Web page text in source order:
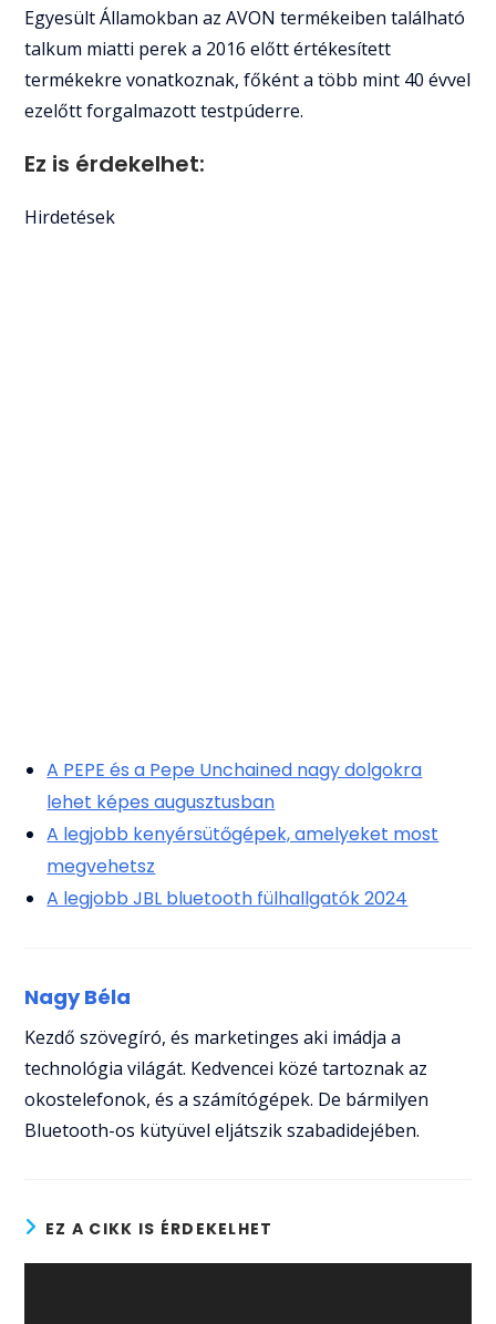
Egyesült Államokban az AVON termékeiben található
talkum miatti perek a 2016 előtt értékesített
termékekre vonatkoznak, főként a több mint 40 évvel
ezelőtt forgalmazott testpúderre.
Ez is érdekelhet:
Hirdetések
A PEPE és a Pepe Unchained nagy dolgokra
lehet képes augusztusban
A legjobb kenyérsütőgépek, amelyeket most
megvehetsz
A legjobb JBL bluetooth fülhallgatók 2024
Nagy Béla
Kezdő szövegíró, és marketinges aki imádja a
technológia világát. Kedvencei közé tartoznak az
okostelefonok, és a számítógépek. De bármilyen
Bluetooth-os kütyüvel eljátszik szabadidejében.
EZ A CIKK IS ÉRDEKELHET